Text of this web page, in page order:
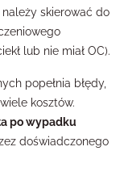
skierować do
lub nie miał OC).
popełnia błędy,
kosztów.
po wypadku
doświadczonego